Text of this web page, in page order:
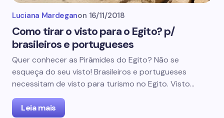
Luciana Mardeganon 16/11/2018
Como tirar o visto para o Egito? p/
brasileiros e portugueses
Quer conhecer as Pirâmides do Egito? Não se
esqueça do seu visto! Brasileiros e portugueses
necessitam de visto para turismo no Egito. Visto…
Leia mais